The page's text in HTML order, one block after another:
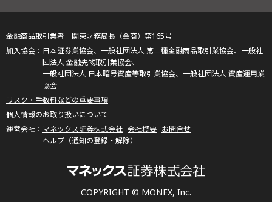
COPYRIGHT © MONEX, Inc.
金融商品取引業者 関東財務局長（金商）第165号
日本証券業協会、一般社団法人 第二種金融商品取引業協会、一般社
団法人 金融先物取引業協会、
一般社団法人 日本暗号資産等取引業協会、一般社団法人 資産運用業
協会
リスク・手数料などの重要事項
個人情報のお取り扱いについて
マネックス証券株式会社 会社概要 お問合せ
ヘルプ（通知の登録・解除）